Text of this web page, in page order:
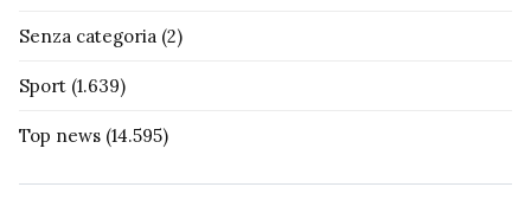
Senza categoria (2)
Sport (1.639)
Top news (14.595)